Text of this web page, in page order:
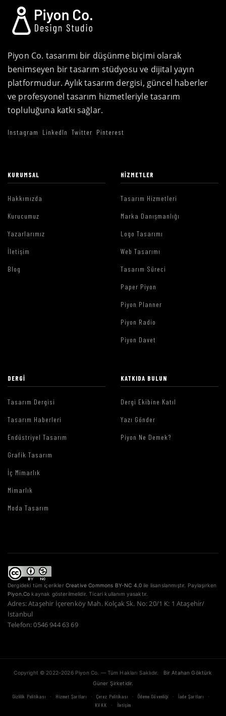
Piyon Co. tasarımı bir düşünme biçimi olarak
benimseyen bir tasarım stüdyosu ve dijital yayın
platformudur. Aylık tasarım dergisi, güncel haberler
ve profesyonel tasarım hizmetleriyle tasarım
topluluğuna katkı sağlar.
Instagram LinkedIn Twitter Pinterest
KURUMSAL
Hakkımızda
Kurucumuz
Yazarlarımız
İletişim
Blog
HIZMETLER
Tasarım Hizmetleri
Marka Danışmanlığı
Logo Tasarımı
Web Tasarımı
Tasarım Süreci
Paper Piyon
Piyon Planner
Piyon Radio
Piyon Davet
DERGI
Tasarım Dergisi
Tasarım Haberleri
Endüstriyel Tasarım
Grafik Tasarım
İç Mimarlık
Mimarlık
Moda Tasarım
KATKIDA BULUN
Dergi Ekibine Katıl
Yazı Gönder
Piyon Ne Demek?
Dergideki tüm içerikler Creative Commons BY-NC 4.0 ile lisanslanmıştır. Paylaşırken
Piyon.Co kaynak gösterilmelidir. Ticari kullanım yasaktır.
Adres: Ataşehir İçerenköy Mah. Kolçak Sk. No: 20/1 K: 1 Ataşehir/
İstanbul
Telefon: 0546 944 63 69
Copyright © 2022–2026 Piyon Co. — Tüm Hakları Saklıdır.
Bir Atahan Göktürk
Güner Şirketidir.
Gizlilik Politikası · Hizmet Şartları · Çerez Politikası · Ödeme Güvenliği · İade Şartları ·
KVKK · İletişim